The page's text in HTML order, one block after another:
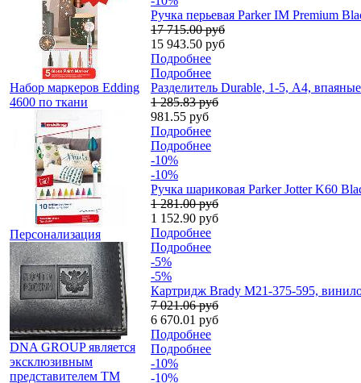
Набор маркеров Edding
4600 по ткани
Персонализация
DNA GROUP является
эксклюзивным
представителем TM
Ручка перьевая Parker IM Premium
17 715.00 руб
15 943.50 руб
Подробнее
Подробнее
Разделитель Durable, 1-5, А4,
1 285.83 руб
981.55 руб
Подробнее
Подробнее
-10%
-10%
Ручка шариковая Parker Jotter K60
1 281.00 руб
1 152.90 руб
Подробнее
Подробнее
-5%
-5%
Картридж Brady M21-375-595,
7 021.06 руб
6 670.01 руб
Подробнее
Подробнее
-10%
-10%